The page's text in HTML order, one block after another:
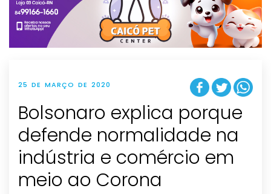
t
i
o
n
25 DE MARÇO DE 2020
Bolsonaro explica porque
defende normalidade na
indústria e comércio em
meio ao Corona